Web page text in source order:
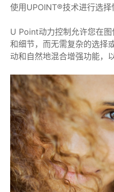
使用UPOINT®技术进行选择
U Point动力控制允许您在
和细节，而无需复杂的选择
动和自然地混合增强功能，